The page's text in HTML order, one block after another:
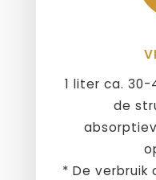
1 liter ca. 30-
de
* De verbruik